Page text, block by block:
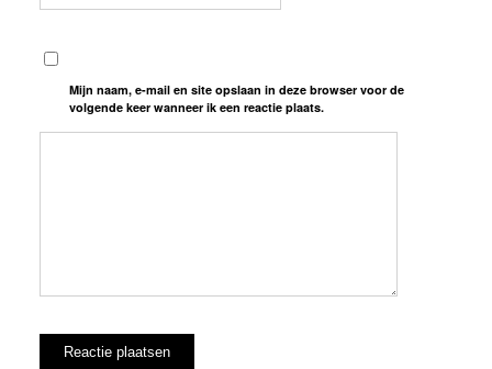
Mijn naam, e-mail en site opslaan in deze browser voor de
volgende keer wanneer ik een reactie plaats.